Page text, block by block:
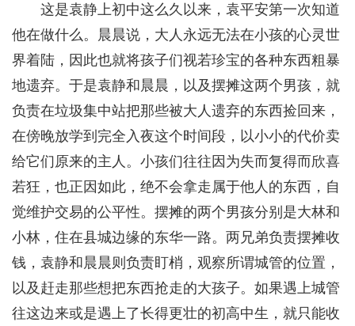
这是袁静上初中这么久以来，袁平安第一次知道
他在做什么。晨晨说，大人永远无法在小孩的心灵世
界着陆，因此也就将孩子们视若珍宝的各种东西粗暴
地遗弃。于是袁静和晨晨，以及摆摊这两个男孩，就
负责在垃圾集中站把那些被大人遗弃的东西捡回来，
在傍晚放学到完全入夜这个时间段，以小小的代价卖
给它们原来的主人。小孩们往往因为失而复得而欣喜
若狂，也正因如此，绝不会拿走属于他人的东西，自
觉维护交易的公平性。摆摊的两个男孩分别是大林和
小林，住在县城边缘的东华一路。两兄弟负责摆摊收
钱，袁静和晨晨则负责盯梢，观察所谓城管的位置，
以及赶走那些想把东西抢走的大孩子。如果遇上城管
往这边来或是遇上了长得更壮的初高中生，就只能收